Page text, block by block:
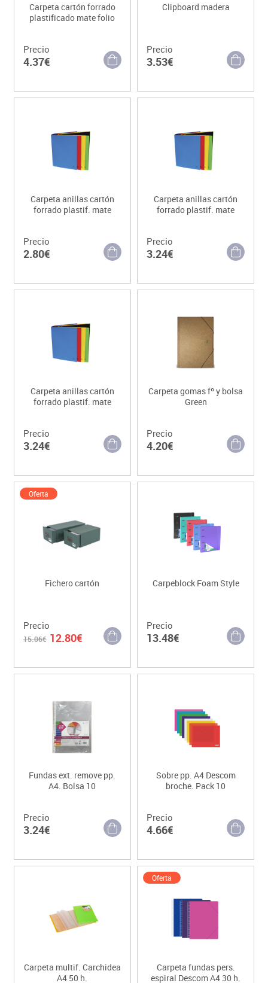
Carpeta cartón forrado
plastificado mate folio
Precio
4.37€
Clipboard madera
Precio
3.53€
Carpeta anillas cartón
forrado plastif. mate
Precio
2.80€
Carpeta anillas cartón
forrado plastif. mate
Precio
3.24€
Carpeta anillas cartón
forrado plastif. mate
Precio
3.24€
Carpeta gomas fº y bolsa
Green
Precio
4.20€
Oferta
Fichero cartón
Precio
15.06€ 12.80€
Carpeblock Foam Style
Precio
13.48€
Fundas ext. remove pp.
A4. Bolsa 10
Precio
3.24€
Sobre pp. A4 Descom
broche. Pack 10
Precio
4.66€
Carpeta multif. Carchidea
A4 50 h.
Oferta
Carpeta fundas pers.
espiral Descom A4 30 h.